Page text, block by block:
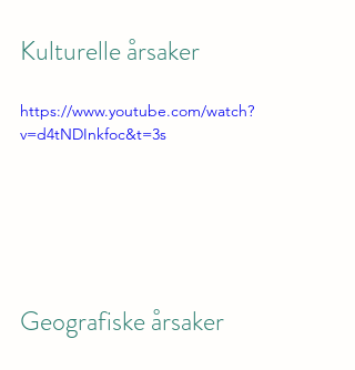
Kulturelle årsaker
https://www.youtube.com/watch?
v=d4tNDInkfoc&t=3s
Geografiske årsaker